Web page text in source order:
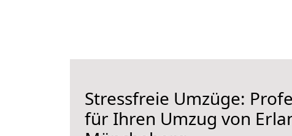
Stressfreie Umzüge:
für Ihren Umzug von